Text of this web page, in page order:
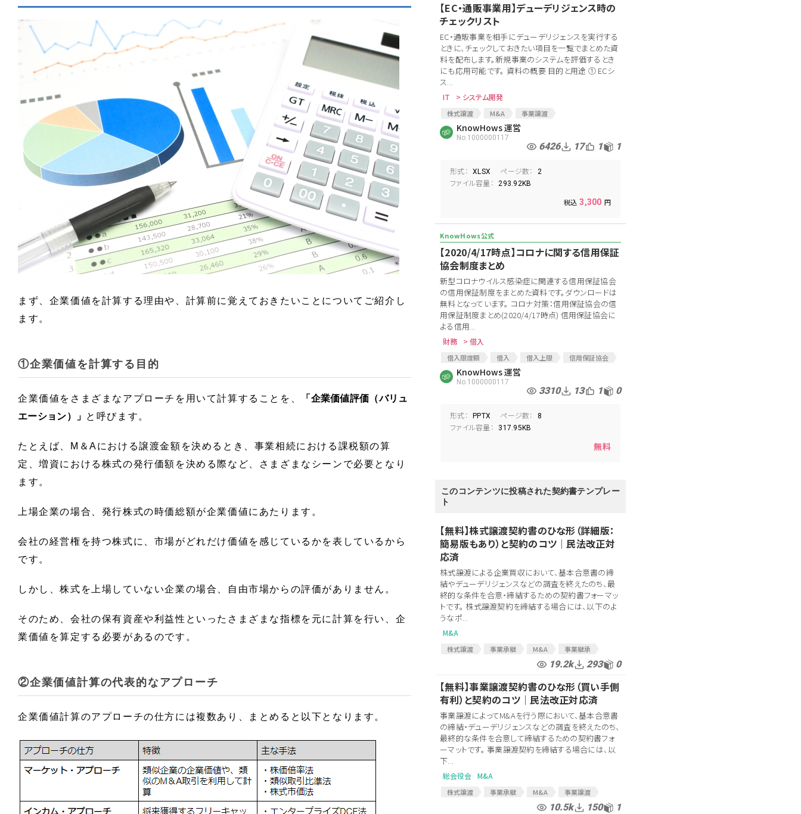
まず、企業価値を計算する理由や、計算前に覚えておきたいことについてご紹介し
ます。
①企業価値を計算する目的
企業価値をさまざまなアプローチを用いて計算することを、
「企業価値評価（バリュ
エーション）」 と呼びます。
たとえば、M＆Aにおける譲渡金額を決めるとき、事業相続における課税額の算
定、増資における株式の発行価額を決める際など、さまざまなシーンで必要となり
ます。
上場企業の場合、発行株式の時価総額が企業価値にあたります。
会社の経営権を持つ株式に、市場がどれだけ価値を感じているかを表しているから
です。
しかし、株式を上場していない企業の場合、自由市場からの評価がありません。
そのため、会社の保有資産や利益性といったさまざまな指標を元に計算を行い、企
業価値を算定する必要があるのです。
②企業価値計算の代表的なアプローチ
企業価値計算のアプローチの仕方には複数あり、まとめると以下となります。
【EC・通販事業用】デューデリジェンス時の
チェックリスト
EC・通販事業を相手にデューデリジェンスを実行する
ときに、チェックしておきたい項目を一覧でまとめた資
料を配布します。新規事業のシステムを評価するとき
にも応用可能です。 資料の概要 目的と用途 ① ECシ
ス...
IT > システム開発
株式譲渡 M&A
事業譲渡
デューデリジェンス
事業DD
法務DD
EC事業
ECシステム
事業譲渡契約
事業譲渡契約書
KnowHows 運営
No.1000000117
6426 17 1 1
形式： XLSX ページ数： 2
ファイル容量： 293.92KB
3,300
【2020/4/17時点】コロナに関する信用保証
協会制度まとめ
新型コロナウイルス感染症に関連する信用保証協会
の信用保証制度をまとめた資料です。ダウンロードは
無料となっています。 コロナ対策：信用保証協会の信
用保証制度まとめ(2020/4/17時点) 信用保証協会に
よる信用...
財務 > 借入
借入限度額 借入 借入上限
信用保証協会
個人借入
新型コロナウイルス
コロナショック
コロナ
セーフティーネット
コロナウィルスによる経済対策
KnowHows 運営
No.1000000117
3310 13 1 0
形式： PPTX ページ数： 8
ファイル容量： 317.95KB
無料
このコンテンツに投稿された契約書テンプレー
ト
【無料】株式譲渡契約書のひな形（詳細版：
簡易版もあり）と契約のコツ│民法改正対
応済
株式譲渡による企業買収において、基本合意書の締
結やデューデリジェンスなどの調査を終えたのち、最
終的な条件を合意・締結するための契約書フォーマッ
トです。 株式譲渡契約を締結する場合には、以下のよ
うなポ...
M&A
株式譲渡 事業承継 M&A
事業継承
表明保証
M&A契約
株式譲渡契約
株式譲渡契約書 最終契約
19.2k 293 0
【無料】事業譲渡契約書のひな形（買い手側
有利）と契約のコツ│民法改正対応済
事業譲渡によってM&Aを行う際において、基本合意書
の締結・デューデリジェンスなどの調査を終えたのち、
最終的な条件を合意して締結するための契約書フォ
ーマットです。 事業譲渡契約を締結する場合には、以
下...
総会役会 M&A
株式譲渡 事業承継 M&A
事業譲渡
会社分割
10.5k 150 1